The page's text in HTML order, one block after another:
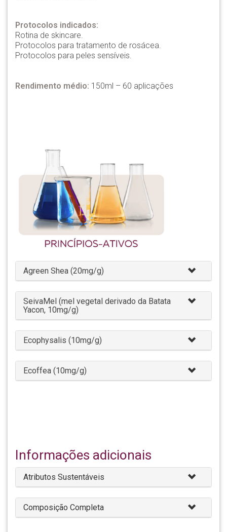
Protocolos indicados:
Rotina de skincare.
Protocolos para tratamento de rosácea.
Protocolos para peles sensíveis.
Rendimento médio: 150ml – 60 aplicações
Agreen Shea (20mg/g)
SeivaMel (mel vegetal derivado da Batata
Yacon, 10mg/g)
Ecophysalis (10mg/g)
Ecoffea (10mg/g)
Informações adicionais
Atributos Sustentáveis
Composição Completa